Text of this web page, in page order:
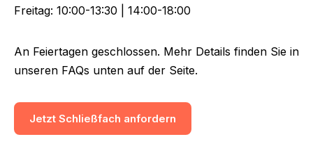
Freitag: 10:00-13:30 | 14:00-18:00
An Feiertagen geschlossen. Mehr Details finden Sie in
unseren FAQs unten auf der Seite.
Jetzt Schließfach anfordern